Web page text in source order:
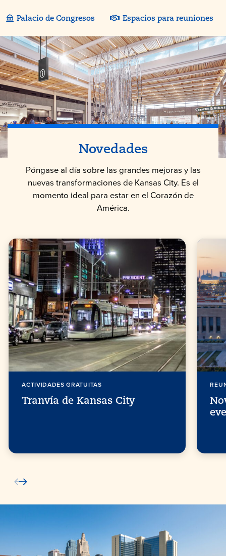
Palacio de Congresos Espacios para reuniones
Novedades
Póngase al día sobre las grandes mejoras y las
nuevas transformaciones de Kansas City. Es el
momento ideal para estar en el Corazón de
América.
ACTIVIDADES GRATUITAS
Tranvía de Kansas City